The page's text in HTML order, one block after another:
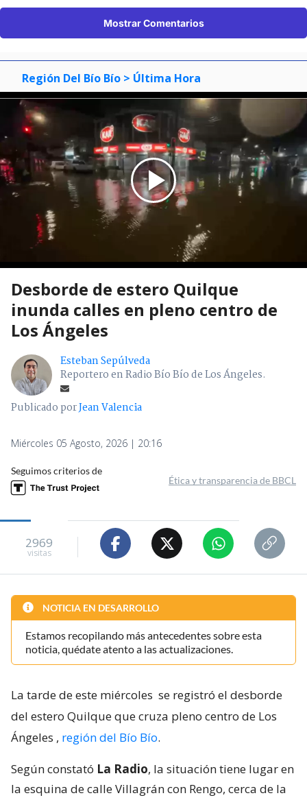
Mostrar Comentarios
Región Del Bío Bío > Última Hora
Desborde de estero Quilque
inunda calles en pleno centro de
Los Ángeles
Esteban Sepúlveda
Reportero en Radio Bío Bío de Los Ángeles.
Publicado porJean Valencia
Miércoles 05 Agosto, 2026 | 20:16
Seguimos criterios de
Ética y transparencia de BBCL
2969
visitas
NOTICIA EN DESARROLLO
Estamos recopilando más antecedentes sobre esta
noticia, quédate atento a las actualizaciones.
La tarde de este miércoles se registró el desborde
del estero Quilque que cruza pleno centro de Los
Ángeles , región del Bío Bío.
Según constató La Radio, la situación tiene lugar en
la esquina de calle Villagrán con Rengo, cerca de la